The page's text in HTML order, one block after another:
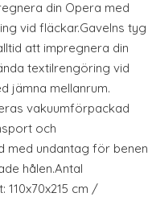
din Opera med
vid fläckar.Gavelns tyg
att impregnera din
textilrengöring vid
jämna mellanrum.
vakuumförpackad
och
med undantag för benen
hålen.Antal
cm /